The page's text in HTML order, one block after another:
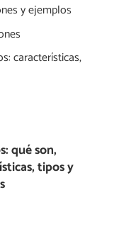
y ejemplos
características,
qué son,
tipos y